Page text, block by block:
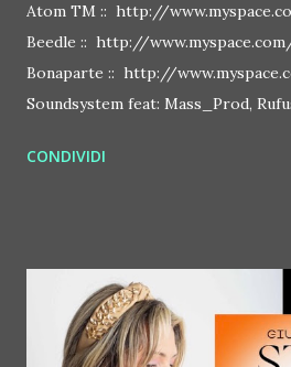
Atom TM :: http://
Beedle :: http://
Bonaparte :: http://
Soundsystem feat: Mass_Prod,
http://www.myspace.com/
Deian :: http://www.myspace.com/
http://www.myspace.com/
http://www.myspace.com/
CONDIVIDI